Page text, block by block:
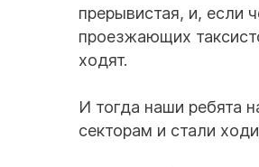
прерывистая, и, если
проезжающих
ходят.
И тогда наши ребята
секторам и стали